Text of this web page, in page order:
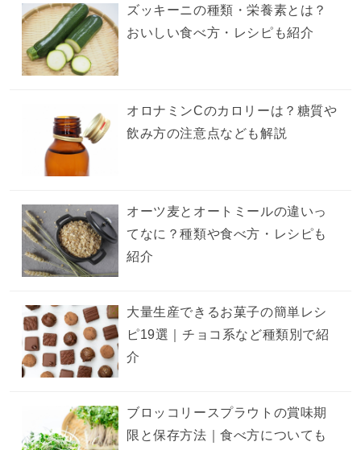
ズッキーニの種類・栄養素とは？
おいしい食べ方・レシピも紹介
オロナミンCのカロリーは？糖質や
飲み方の注意点なども解説
オーツ麦とオートミールの違いっ
てなに？種類や食べ方・レシピも
紹介
大量生産できるお菓子の簡単レシ
ピ19選｜チョコ系など種類別で紹
介
ブロッコリースプラウトの賞味期
限と保存方法｜食べ方についても